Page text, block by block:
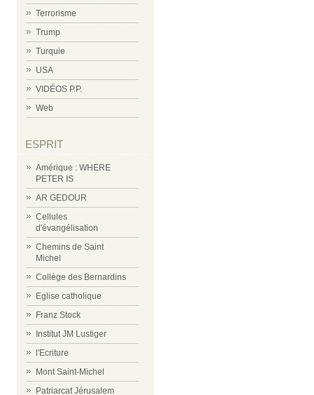
Terrorisme
Trump
Turquie
USA
VIDÉOS P.P.
Web
ESPRIT
Amérique : WHERE
PETER IS
AR GEDOUR
Cellules
d'évangélisation
Chemins de Saint
Michel
Collège des Bernardins
Eglise catholique
Franz Stock
Institut JM Lustiger
l'Ecriture
Mont Saint-Michel
Patriarcat Jérusalem